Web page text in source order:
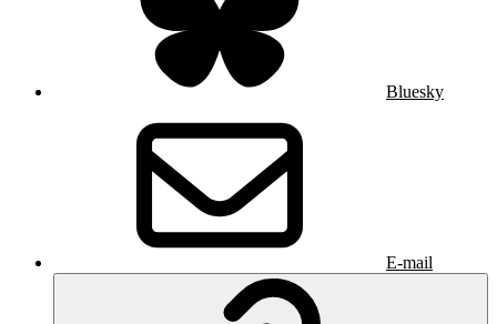
Bluesky
E-mail